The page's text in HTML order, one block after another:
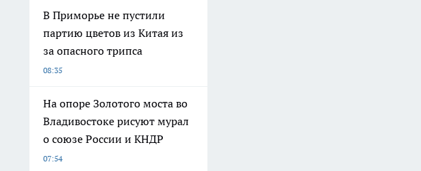
В Приморье не пустили
партию цветов из Китая из
за опасного трипса
08:35
На опоре Золотого моста во
Владивостоке рисуют мурал
о союзе России и КНДР
07:54